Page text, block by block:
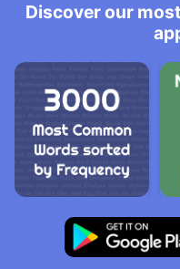
Discover our